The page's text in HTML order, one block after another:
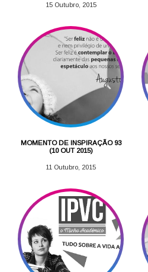
15 Outubro, 2015
MOMENTO DE INSPIRAÇÃO 93
(10 OUT 2015)
11 Outubro, 2015